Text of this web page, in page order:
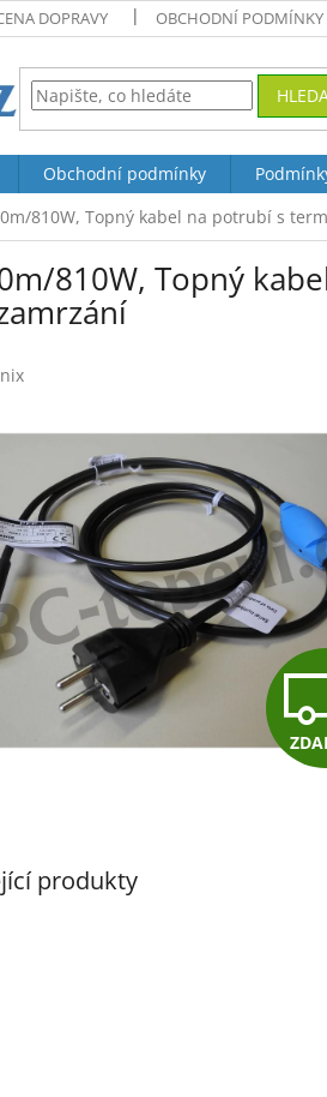
DOPRAVY OBCHODNÍ PODMÍNKY
Obchodní podmínky
810W, Topný kabel na potrubí s
810W, Topný
produkty